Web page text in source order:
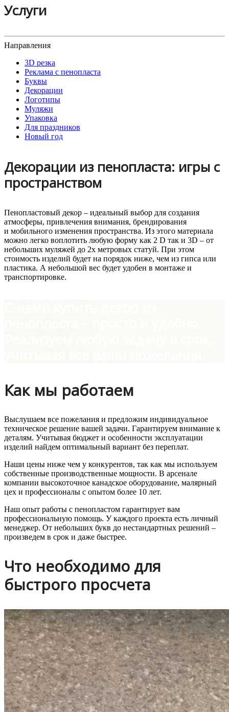
Услуги
Направления
3D резка
Реклама с пенопласта
Буквы
Декорации
Логотипы
Муляжи
Упаковка
Для праздников
Новый год
Декорации из пенопласта: игры с
пространством
Пенопластовый декор – идеальный выбор для создания
атмосферы, привлечения внимания, брендирования
и мобильного изменения пространства. Из этого материала
можно легко воплотить любую форму как 2 D так и 3D – от
небольших муляжей до 2х метровых статуй. При этом
стоимость изделий будет на порядок ниже, чем из гипса или
пластика. А небольшой вес будет удобен в монтаже и
транспортировке.
Как мы работаем
Выслушаем все пожелания и предложим индивидуальное
техническое решение вашей задачи. Гарантируем внимание к
деталям. Учитывая бюджет и особенности эксплуатации
изделий найдем оптимальный вариант без переплат.
Наши цены ниже чем у конкурентов, так как мы используем
собственные производственные мощности. В арсенале
компании высокоточное канадское оборудование, малярный
цех и профессионалы с опытом более 10 лет.
Наш опыт работы с пенопластом гарантирует вам
профессиональную помощь. У каждого проекта есть личный
менеджер. От небольших букв до нестандартных решений –
произведем в срок и даже быстрее.
Что необходимо для
быстрого просчета